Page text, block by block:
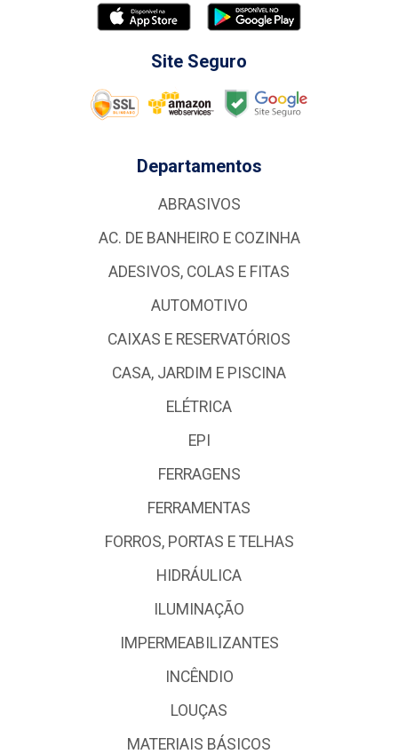
Site Seguro
Departamentos
ABRASIVOS
AC. DE BANHEIRO E COZINHA
ADESIVOS, COLAS E FITAS
AUTOMOTIVO
CAIXAS E RESERVATÓRIOS
CASA, JARDIM E PISCINA
ELÉTRICA
EPI
FERRAGENS
FERRAMENTAS
FORROS, PORTAS E TELHAS
HIDRÁULICA
ILUMINAÇÃO
IMPERMEABILIZANTES
INCÊNDIO
LOUÇAS
MATERIAIS BÁSICOS